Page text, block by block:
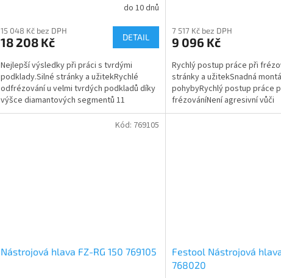
do 10 dnů
15 048 Kč bez DPH
18 208 Kč DETAIL
Nejlepší výsledky při práci s tvrdými
podklady.Silné stránky a užitekRychlé
odfrézování u velmi tvrdých podkladů díky
výšce diamantových segmentů 11
mmPrvotřídní materiály a...
7 517 Kč bez DPH
9 096 Kč
Rychlý postup práce při
stránky a užitekSnadná
pohybyRychlý postup práce
frézováníNení agresivní vůči
podkladuStěžejní oblasti
Nástrojová hlava FZ-RG 150 769105
Kód: 769105
Festool Nástrojová
768020